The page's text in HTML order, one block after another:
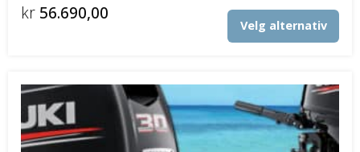
kr 56.690,00
Velg alternativ
kan